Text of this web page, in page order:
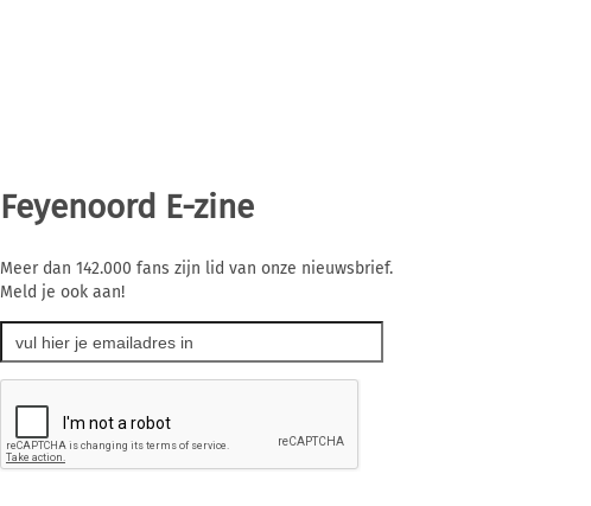
Feyenoord E-zine
Meer dan 142.000 fans zijn lid van onze nieuwsbrief.
Meld je ook aan!